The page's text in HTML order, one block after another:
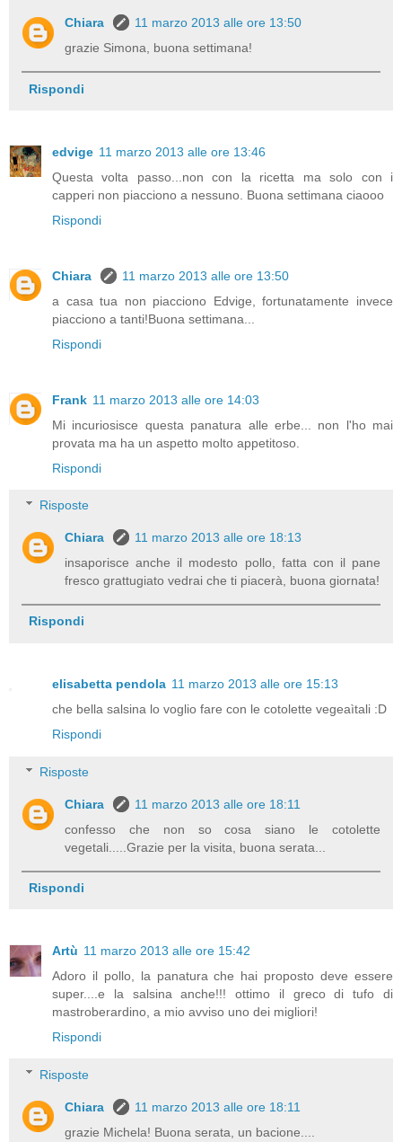
Chiara
11 marzo 2013 alle ore 13:50
grazie Simona, buona settimana!
Rispondi
edvige 11 marzo 2013 alle ore 13:46
Questa volta passo...non con la ricetta ma solo con i
capperi non piacciono a nessuno. Buona settimana ciaooo
Rispondi
Chiara
11 marzo 2013 alle ore 13:50
a casa tua non piacciono Edvige, fortunatamente invece
piacciono a tanti!Buona settimana...
Rispondi
Frank 11 marzo 2013 alle ore 14:03
Mi incuriosisce questa panatura alle erbe... non l'ho mai
provata ma ha un aspetto molto appetitoso.
Rispondi
Risposte
Chiara
11 marzo 2013 alle ore 18:13
insaporisce anche il modesto pollo, fatta con il pane
fresco grattugiato vedrai che ti piacerà, buona giornata!
Rispondi
elisabetta pendola 11 marzo 2013 alle ore 15:13
che bella salsina lo voglio fare con le cotolette vegeaìtali :D
Rispondi
Risposte
Chiara
11 marzo 2013 alle ore 18:11
confesso che non so cosa siano le cotolette
vegetali.....Grazie per la visita, buona serata...
Rispondi
Artù 11 marzo 2013 alle ore 15:42
Adoro il pollo, la panatura che hai proposto deve essere
super....e la salsina anche!!! ottimo il greco di tufo di
mastroberardino, a mio avviso uno dei migliori!
Rispondi
Risposte
Chiara
11 marzo 2013 alle ore 18:11
grazie Michela! Buona serata, un bacione....